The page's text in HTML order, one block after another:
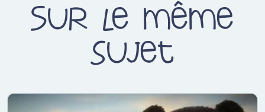
Sur le même
sujet